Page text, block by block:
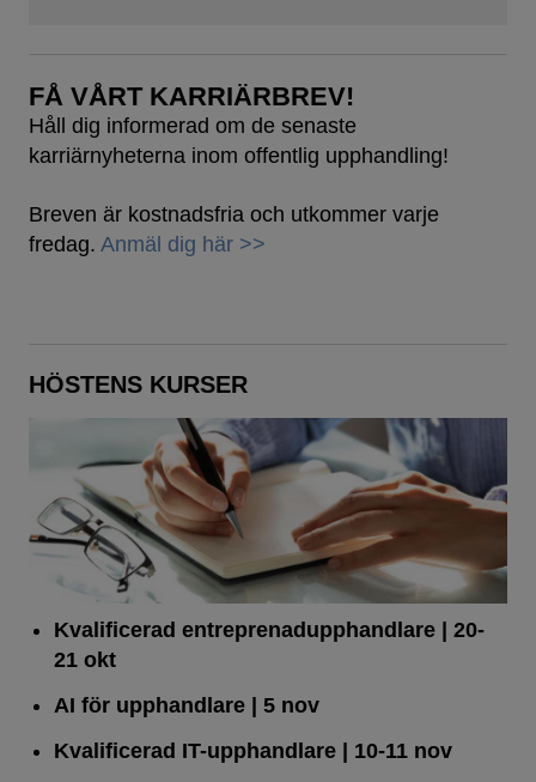
FÅ VÅRT KARRIÄRBREV!
Håll dig informerad om de senaste
karriärnyheterna inom offentlig upphandling!
Breven är kostnadsfria och utkommer varje
fredag. Anmäl dig här >>
HÖSTENS KURSER
Kvalificerad entreprenad­upphandlare
| 20-
21 okt
AI för upphandlare| 5 nov
Kvalificerad IT-upphandlare| 10-11 nov